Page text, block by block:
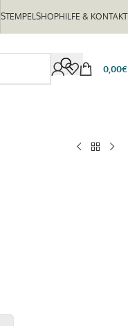
STEMPELSHOPHILFE & KONTAKT
0,00€